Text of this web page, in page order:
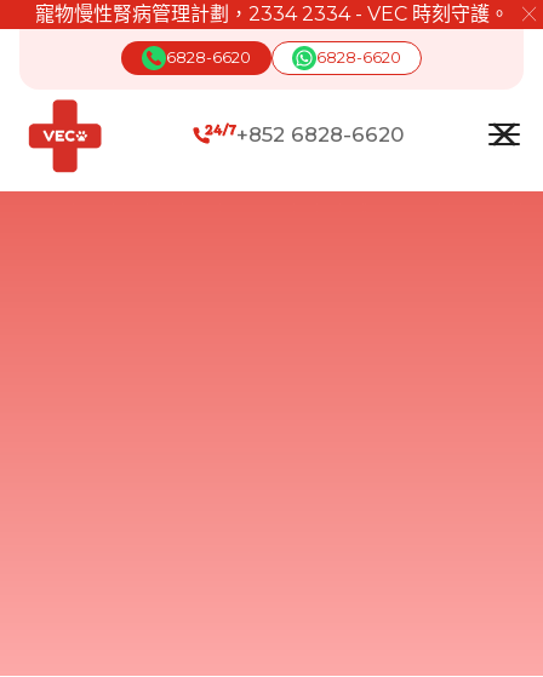
寵物慢性腎病管理計劃，2334 2334 - VEC 時刻守護。 ╳
6828-6620 6828-6620
+852 6828-6620